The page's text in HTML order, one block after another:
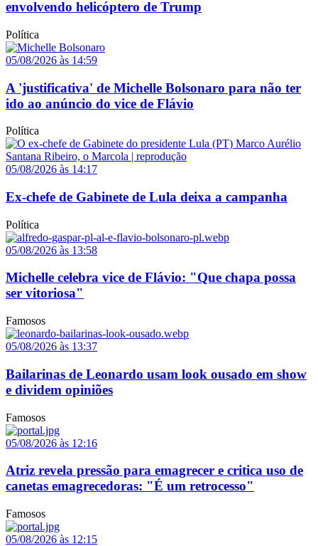
envolvendo helicóptero de Trump
Política
05/08/2026 às 14:59
A 'justificativa' de Michelle Bolsonaro para não ter
ido ao anúncio do vice de Flávio
Política
05/08/2026 às 14:17
Ex-chefe de Gabinete de Lula deixa a campanha
Política
05/08/2026 às 13:58
Michelle celebra vice de Flávio: "Que chapa possa
ser vitoriosa"
Famosos
05/08/2026 às 13:37
Bailarinas de Leonardo usam look ousado em show
e dividem opiniões
Famosos
05/08/2026 às 12:16
Atriz revela pressão para emagrecer e critica uso de
canetas emagrecedoras: "É um retrocesso"
Famosos
05/08/2026 às 12:15